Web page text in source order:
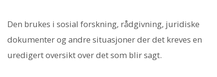
Den brukes i sosial forskning, rådgivning, juridiske
dokumenter og andre situasjoner der det kreves en
uredigert oversikt over det som blir sagt.